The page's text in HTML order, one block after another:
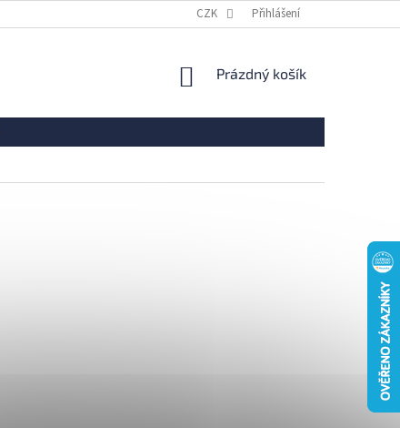
REKLAMACE VRÁCENÍ ZBOŽÍ
CZK Přihlášení
NÁKUPNÍ
Prázdný košík